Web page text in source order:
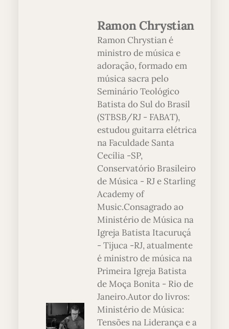
Ramon Chrystian
Ramon Chrystian é
ministro de música e
adoração, formado em
música sacra pelo
Seminário Teológico
Batista do Sul do Brasil
(STBSB/RJ - FABAT),
estudou guitarra elétrica
na Faculdade Santa
Cecília -SP,
Conservatório Brasileiro
de Música - RJ e Starling
Academy of
Music.Consagrado ao
Ministério de Música na
Igreja Batista Itacuruçá
- Tijuca -RJ, atualmente
é ministro de música na
Primeira Igreja Batista
de Moça Bonita - Rio de
Janeiro.Autor do livros:
Ministério de Música:
Tensões na Liderança e a